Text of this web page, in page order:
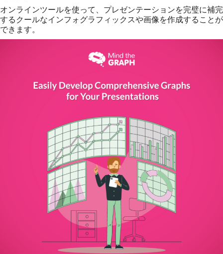
オンラインツールを使って、プレゼンテーションを完璧に補完
するクールなインフォグラフィックスや画像を作成することが
できます。